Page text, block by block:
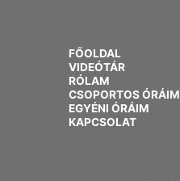
FŐOLDAL
VIDEÓTÁR
RÓLAM
CSOPORTOS ÓRÁIM
EGYÉNI ÓRÁIM
KAPCSOLAT